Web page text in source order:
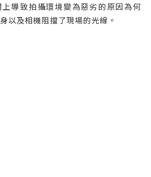
導致拍攝環境變為惡劣的原因為何
以及相機阻擋了現場的光線。